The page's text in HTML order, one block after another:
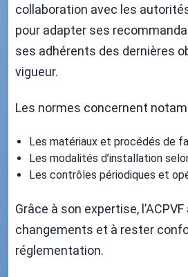
collaboration avec les
pour adapter ses
ses adhérents des dernières
vigueur.
Les normes concernent
Les matériaux et procédés de
Les modalités d’installation
Les contrôles périodiques et
Grâce à son expertise,
changements et à rester
réglementation.